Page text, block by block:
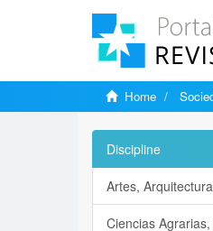
Home
Discipline
Artes,
Ciencias